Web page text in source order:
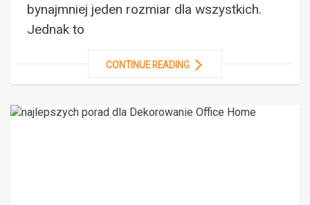
bynajmniej jeden rozmiar dla wszystkich.
Jednak to
CONTINUE READING